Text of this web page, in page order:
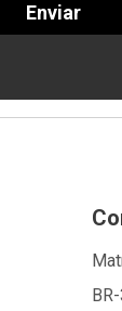
Enviar